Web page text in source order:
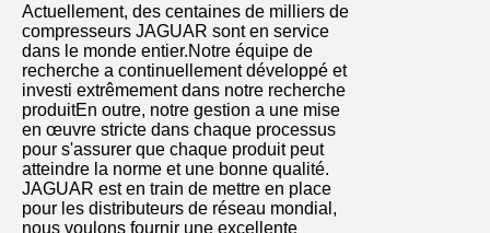
Actuellement, des centaines de milliers de
compresseurs JAGUAR sont en service
dans le monde entier.Notre équipe de
recherche a continuellement développé et
investi extrêmement dans notre recherche
produitEn outre, notre gestion a une mise
en œuvre stricte dans chaque processus
pour s'assurer que chaque produit peut
atteindre la norme et une bonne qualité.
JAGUAR est en train de mettre en place
pour les distributeurs de réseau mondial,
nous voulons fournir une excellente